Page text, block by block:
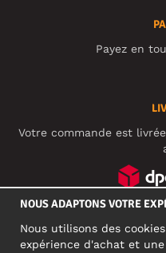
Payez en
Votre commande est
NOUS ADAPTONS VOTRE
Nous utilisons des
expérience d'achat et